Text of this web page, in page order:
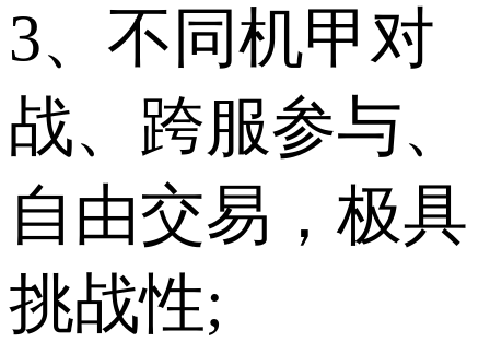
3、不同机甲对
战、跨服参与、
自由交易，极具
挑战性;